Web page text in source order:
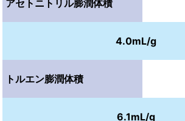
アセトニトリル膨潤体積
4.0mL/g
トルエン膨潤体積
6.1mL/g